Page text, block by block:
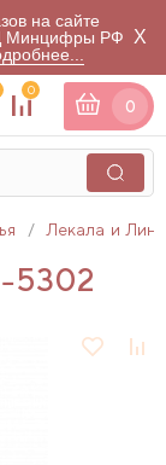
на сайте
Минцифры РФ
X
0
0
Лекала и
5302